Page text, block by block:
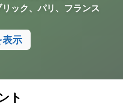
ック、パリ、フランス
示
ト